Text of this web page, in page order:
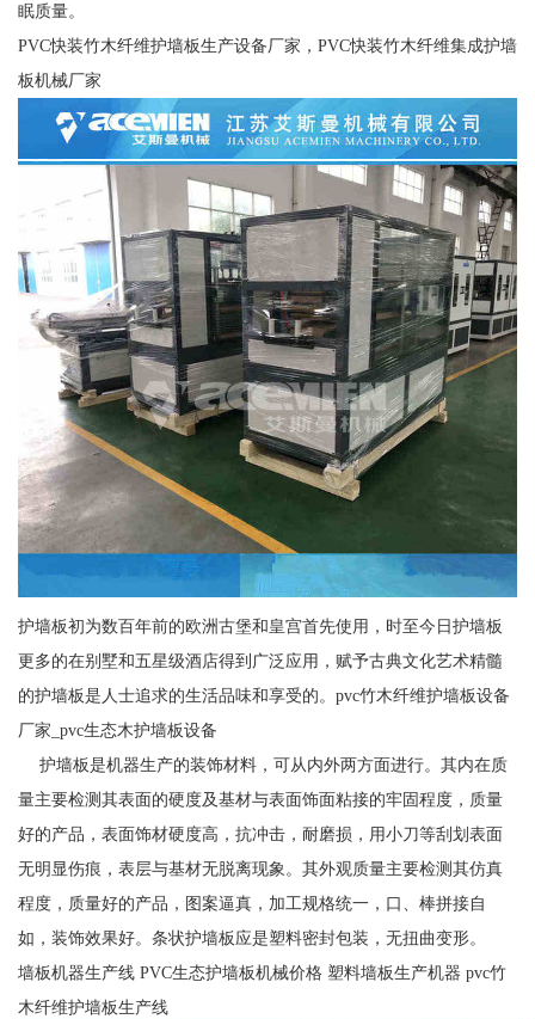
眠质量。
PVC快装竹木纤维护墙板生产设备厂家，PVC快装竹木纤维集成护墙
板机械厂家
护墙板初为数百年前的欧洲古堡和皇宫首先使用，时至今日护墙板
更多的在别墅和五星级酒店得到广泛应用，赋予古典文化艺术精髓
的护墙板是人士追求的生活品味和享受的。pvc竹木纤维护墙板设备
厂家_pvc生态木护墙板设备
护墙板是机器生产的装饰材料，可从内外两方面进行。其内在质
量主要检测其表面的硬度及基材与表面饰面粘接的牢固程度，质量
好的产品，表面饰材硬度高，抗冲击，耐磨损，用小刀等刮划表面
无明显伤痕，表层与基材无脱离现象。其外观质量主要检测其仿真
程度，质量好的产品，图案逼真，加工规格统一，口、棒拼接自
如，装饰效果好。条状护墙板应是塑料密封包装，无扭曲变形。
墙板机器生产线 PVC生态护墙板机械价格 塑料墙板生产机器 pvc竹
木纤维护墙板生产线